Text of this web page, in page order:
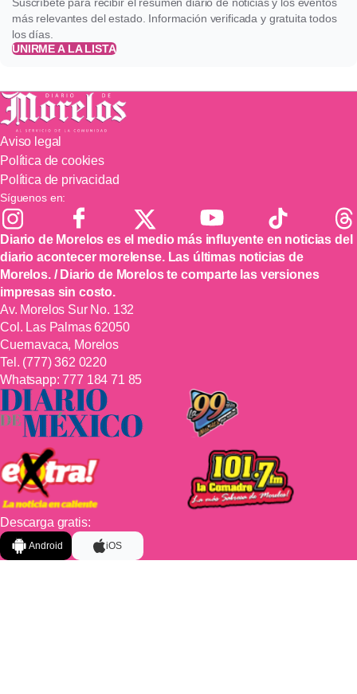
más relevantes del estado. Información verificada y gratuita todos
los días.
UNIRME A LA LISTA
Aviso legal
Política de cookies
Política de privacidad
Síguenos en:
Diario de Morelos es el medio más influyente en noticias del
diario acontecer morelense. Las últimas noticias de
Morelos. / Diario de Morelos te comparte las versiones
impresas sin costo.
Av. Morelos Sur No. 132
Col. Las Palmas 62050
Cuernavaca, Morelos
Tel. (777) 362 0220
Whatsapp:777 184 71 85
Descarga gratis:
Android iOS